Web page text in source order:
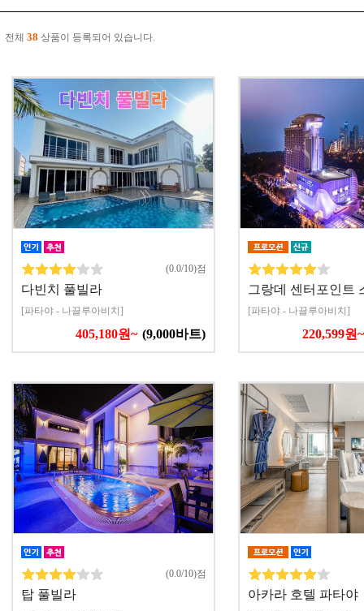
전체 38 상품이 등록되어 있습니다.
(0.0/10)점
다빈치 풀빌라
[파타야 - 나끌루아비치]
405,180원~ (9,000바트)
그랑데 센터포인트
[파타야 - 나끌루아비치]
220,599원~
(0.0/10)점
탑 풀빌라 아카라 호텔 파타야